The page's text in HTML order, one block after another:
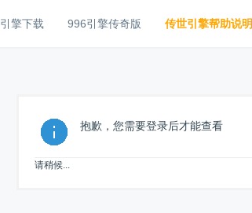
引擎下载 996引擎传奇版 传世引擎帮助说明
抱歉，您需要登录后才能查看
请稍候...